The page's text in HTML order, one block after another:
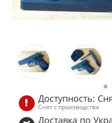
Доступность:
Снят с производства
Доставка по